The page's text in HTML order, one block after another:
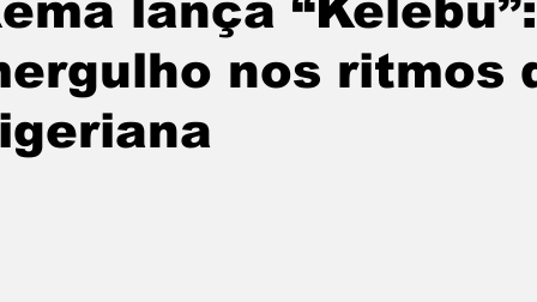
lança
nos ritmos